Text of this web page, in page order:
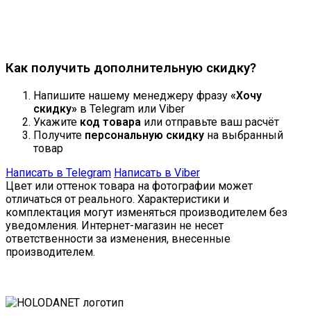
Как получить дополнительную скидку?
Напишите нашему менеджеру фразу «Хочу
скидку» в Telegram или Viber
Укажите код товара или отправьте ваш расчёт
Получите персональную скидку на выбранный
товар
Написать в Telegram Написать в Viber
Цвет или оттенок товара на фотографии может
отличаться от реального. Характеристики и
комплектация могут изменяться производителем без
уведомления. Интернет-магазин не несет
ответственности за изменения, внесенные
производителем.